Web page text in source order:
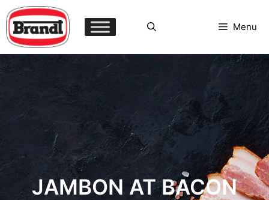
Aller
au
contenu
Menu
JAMBON AT BACON